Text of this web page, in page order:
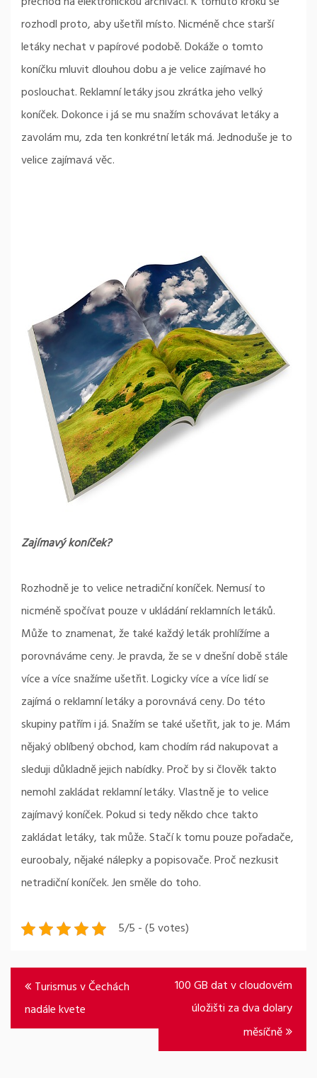
rozhodl proto, aby ušetřil místo. Nicméně chce starší
letáky nechat v papírové podobě. Dokáže o tomto
koníčku mluvit dlouhou dobu a je velice zajímavé ho
poslouchat. Reklamní letáky jsou zkrátka jeho velký
koníček. Dokonce i já se mu snažím schovávat letáky a
zavolám mu, zda ten konkrétní leták má. Jednoduše je to
velice zajímavá věc.
Zajímavý koníček?
Rozhodně je to velice netradiční koníček. Nemusí to
nicméně spočívat pouze v ukládání reklamních letáků.
Může to znamenat, že také každý leták prohlížíme a
porovnáváme ceny. Je pravda, že se v dnešní době stále
více a více snažíme ušetřit. Logicky více a více lidí se
zajímá o reklamní letáky a porovnává ceny. Do této
skupiny patřím i já. Snažím se také ušetřit, jak to je. Mám
nějaký oblíbený obchod, kam chodím rád nakupovat a
sleduji důkladně jejich nabídky. Proč by si člověk takto
nemohl zakládat reklamní letáky. Vlastně je to velice
zajímavý koníček. Pokud si tedy někdo chce takto
zakládat letáky, tak může. Stačí k tomu pouze pořadače,
euroobaly, nějaké nálepky a popisovače. Proč nezkusit
netradiční koníček. Jen směle do toho.
5/5 - (5 votes)
Navigace
pro
příspěvek
Turismus v Čechách
nadále kvete
100 GB dat v cloudovém
úložišti za dva dolary
měsíčně